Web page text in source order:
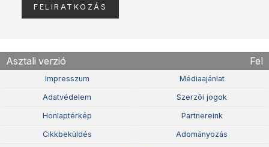
Asztali verzió Fel
Impresszum Médiaajánlat
Adatvédelem Szerzõi jogok
Honlaptérkép Partnereink
Cikkbeküldés Adományozás